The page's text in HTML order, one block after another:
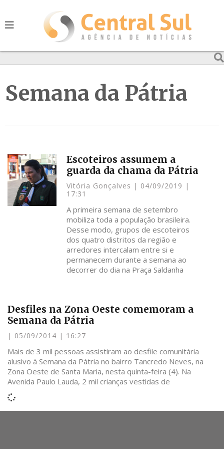
Semana da Pátria
Escoteiros assumem a
guarda da chama da Pátria
Vitória Gonçalves
04/09/2019
17:31
A primeira semana de setembro
mobiliza toda a população brasileira.
Desse modo, grupos de escoteiros
dos quatro distritos da região e
arredores intercalam entre si e
permanecem durante a semana ao
decorrer do dia na Praça Saldanha
Desfiles na Zona Oeste comemoram a
Semana da Pátria
05/09/2014 16:27
Mais de 3 mil pessoas assistiram ao desfile comunitária
alusivo à Semana da Pátria no bairro Tancredo Neves, na
Zona Oeste de Santa Maria, nesta quinta-feira (4). Na
Avenida Paulo Lauda, 2 mil crianças vestidas de